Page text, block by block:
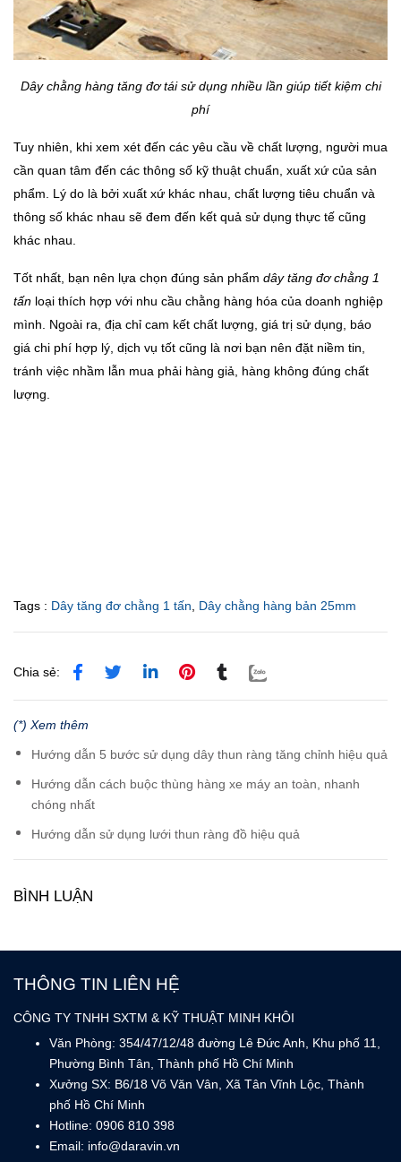
Dây chằng hàng tăng đơ tái sử dụng nhiều lần giúp tiết kiệm chi
phí
Tuy nhiên, khi xem xét đến các yêu cầu về chất lượng, người mua
cần quan tâm đến các thông số kỹ thuật chuẩn, xuất xứ của sản
phẩm. Lý do là bởi xuất xứ khác nhau, chất lượng tiêu chuẩn và
thông số khác nhau sẽ đem đến kết quả sử dụng thực tế cũng
khác nhau.
Tốt nhất, bạn nên lựa chọn đúng sản phẩm dây tăng đơ chằng 1
tấn loại thích hợp với nhu cầu chằng hàng hóa của doanh nghiệp
mình. Ngoài ra, địa chỉ cam kết chất lượng, giá trị sử dụng, báo
giá chi phí hợp lý, dịch vụ tốt cũng là nơi bạn nên đặt niềm tin,
tránh việc nhầm lẫn mua phải hàng giả, hàng không đúng chất
lượng.
Tags : Dây tăng đơ chằng 1 tấn, Dây chằng hàng bản 25mm
Chia sẻ:
(*) Xem thêm
Hướng dẫn 5 bước sử dụng dây thun ràng tăng chỉnh hiệu quả
Hướng dẫn cách buộc thùng hàng xe máy an toàn, nhanh
chóng nhất
Hướng dẫn sử dụng lưới thun ràng đồ hiệu quả
BÌNH LUẬN
THÔNG TIN LIÊN HỆ
CÔNG TY TNHH SXTM & KỸ THUẬT MINH KHÔI
Văn Phòng: 354/47/12/48 đường Lê Đức Anh, Khu phố 11,
Phường Bình Tân, Thành phố Hồ Chí Minh
Xưởng SX: B6/18 Võ Văn Vân, Xã Tân Vĩnh Lộc, Thành
phố Hồ Chí Minh
Hotline: 0906 810 398
Email: info@daravin.vn